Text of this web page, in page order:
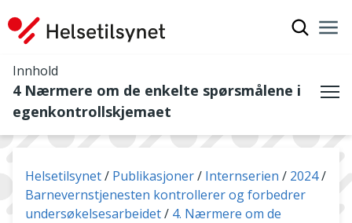
Innhold
4 Nærmere om de enkelte spørsmålene i
egenkontrollskjemaet
Du er her:
Helsetilsynet Publikasjoner Internserien
2024
Barnevernstjenesten kontrollerer og forbedrer
undersøkelsesarbeidet
4. Nærmere om de